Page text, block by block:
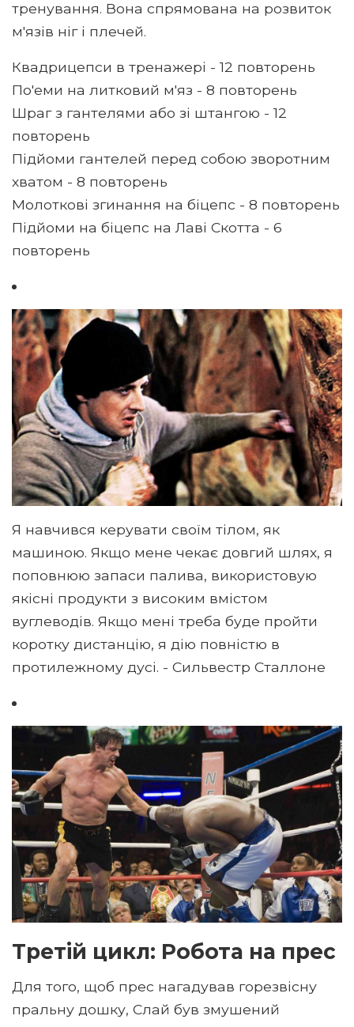
тренування. Вона спрямована на розвиток
м'язів ніг і плечей.
Квадрицепси в тренажері - 12 повторень
По'еми на литковий м'яз - 8 повторень
Шраг з гантелями або зі штангою - 12
повторень
Підйоми гантелей перед собою зворотним
хватом - 8 повторень
Молоткові згинання на біцепс - 8 повторень
Підйоми на біцепс на Лаві Скотта - 6
повторень
Я навчився керувати своїм тілом, як
машиною. Якщо мене чекає довгий шлях, я
поповнюю запаси палива, використовую
якісні продукти з високим вмістом
вуглеводів. Якщо мені треба буде пройти
коротку дистанцію, я дію повністю в
протилежному дусі. - Сильвестр Сталлоне
Третій цикл: Робота на прес
Для того, щоб прес нагадував горезвісну
пральну дошку, Слай був змушений